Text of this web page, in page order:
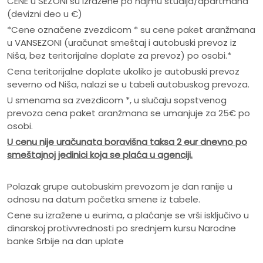
(devizni deo u €)
*Cene označene zvezdicom * su cene paket aranžmana
u VANSEZONI (uračunat smeštaj i autobuski prevoz iz
Niša, bez teritorijalne doplate za prevoz) po osobi.*
Cena teritorijalne doplate ukoliko je autobuski prevoz
severno od Niša, nalazi se u tabeli autobuskog prevoza.
U smenama sa zvezdicom *, u slučaju sopstvenog
prevoza cena paket aranžmana se umanjuje za 25€ po
osobi.
U cenu nije uračunata boravišna taksa 2 eur dnevno po
smeštajnoj jedinici koja se plaća u agenciji.
Polazak grupe autobuskim prevozom je dan ranije u
odnosu na datum početka smene iz tabele.
Cene su izražene u eurima, a plaćanje se vrši isključivo u
dinarskoj protivvrednosti po srednjem kursu Narodne
banke Srbije na dan uplate